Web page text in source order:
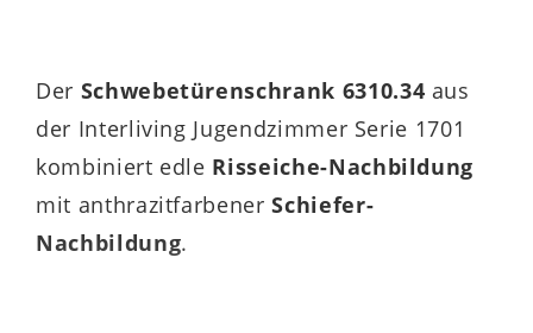
Der Schwebetürenschrank 6310.34 aus
der Interliving Jugendzimmer Serie 1701
kombiniert edle Risseiche-Nachbildung
mit anthrazitfarbener Schiefer-
Nachbildung.